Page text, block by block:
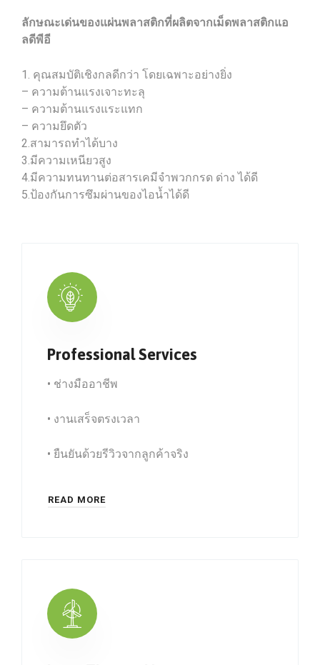
ลักษณะเด่นของแผ่นพลาสติกที่ผลิตจากเม็ดพลาสติกแอ
ลดีพีอี
1. คุณสมบัติเชิงกลดีกว่า โดยเฉพาะอย่างยิ่ง
– ความต้านแรงเจาะทะลุ
– ความต้านแรงแระแทก
– ความยึดตัว
2.สามารถทำได้บาง
3.มีความเหนียวสูง
4.มีความทนทานต่อสารเคมีจำพวกกรด ด่าง ได้ดี
5.ป้องกันการซึมผ่านของไอน้ำได้ดี
Professional Services
• ช่างมืออาชีพ
• งานเสร็จตรงเวลา
• ยืนยันด้วยรีวิวจากลูกค้าจริง
READ MORE